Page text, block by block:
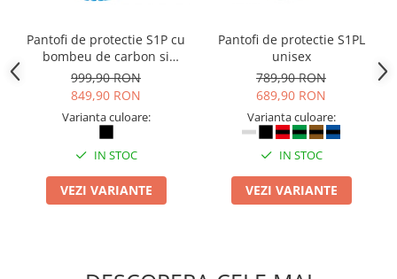
Pantofi de protectie S1P cu
bombeu de carbon si
inchidere BOAÂ® Fit
999,90 RON
849,90 RON
Varianta culoare:
IN STOC
VEZI VARIANTE
Pantofi de protectie S1PL
unisex
789,90 RON
689,90 RON
Varianta culoare:
IN STOC
VEZI VARIANTE